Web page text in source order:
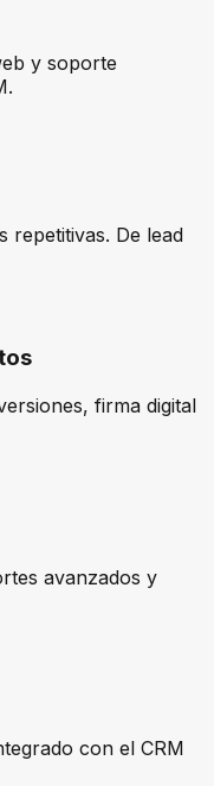
y soporte
repetitivas. De lead
firma digital
avanzados y
con el CRM